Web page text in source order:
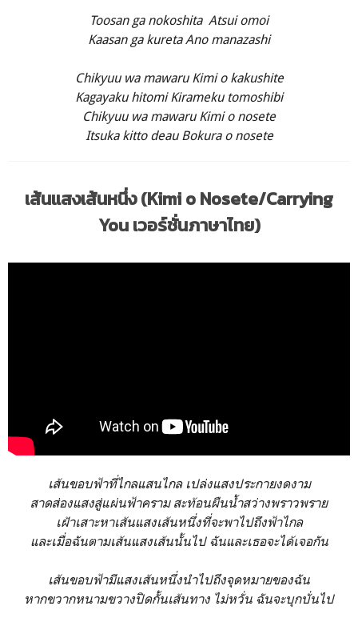
Toosan ga nokoshita Atsui omoi
Kaasan ga kureta Ano manazashi
Chikyuu wa mawaru Kimi o kakushite
Kagayaku hitomi Kirameku tomoshibi
Chikyuu wa mawaru Kimi o nosete
Itsuka kitto deau Bokura o nosete
เส้นแสงเส้นหนึ่ง (Kimi o Nosete/Carrying
You เวอร์ชั่นภาษาไทย)
เส้นขอบฟ้าที่ไกลแสนไกล เปล่งแสงประกายงดงาม
สาดส่องแสงสู่แผ่นฟ้าคราม สะท้อนผืนน้ำสว่างพราวพราย
เฝ้าเสาะหาเส้นแสงเส้นหนึ่งที่จะพาไปถึงฟ้าไกล
และเมื่อฉันตามเส้นแสงเส้นนั้นไป ฉันและเธอจะได้เจอกัน
เส้นขอบฟ้ามีแสงเส้นหนึ่งนำไปถึงจุดหมายของฉัน
หากขวากหนามขวางปิดกั้นเส้นทาง ไม่หวั่น ฉันจะบุกบั่นไป